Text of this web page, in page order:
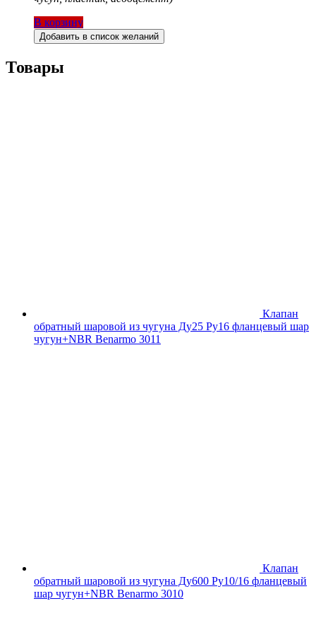
В корзину
Добавить в список желаний
Товары
Клапан
обратный шаровой из чугуна Ду25 Ру16 фланцевый шар
чугун+NBR Benarmo 3011
Клапан
обратный шаровой из чугуна Ду600 Ру10/16 фланцевый
шар чугун+NBR Benarmo 3010